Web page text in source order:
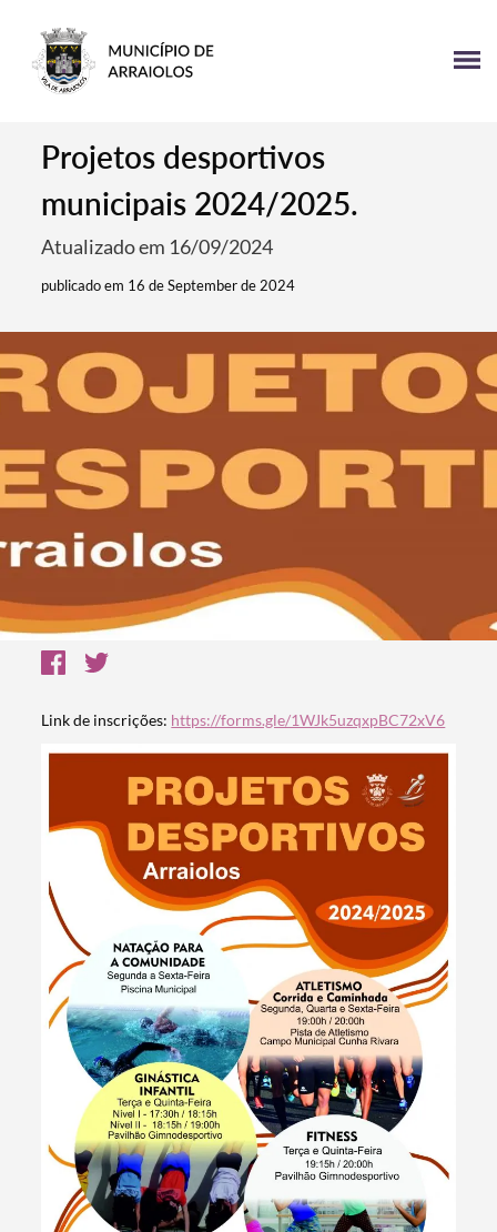
Projetos desportivos
municipais 2024/2025.
Atualizado em 16/09/2024
publicado em 16 de September de 2024
Link de inscrições: https://forms.gle/1WJk5uzqxpBC72xV6